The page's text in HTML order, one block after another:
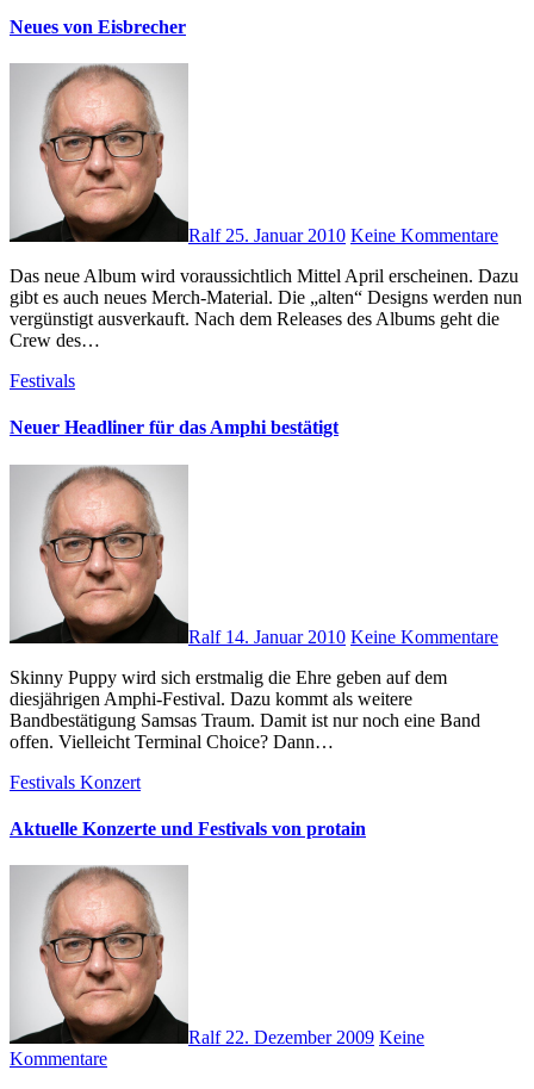
Neues von Eisbrecher
Ralf 25. Januar 2010 Keine Kommentare
Das neue Album wird voraussichtlich Mittel April erscheinen. Dazu
gibt es auch neues Merch-Material. Die „alten“ Designs werden nun
vergünstigt ausverkauft. Nach dem Releases des Albums geht die
Crew des…
Festivals
Neuer Headliner für das Amphi bestätigt
Ralf 14. Januar 2010 Keine Kommentare
Skinny Puppy wird sich erstmalig die Ehre geben auf dem
diesjährigen Amphi-Festival. Dazu kommt als weitere
Bandbestätigung Samsas Traum. Damit ist nur noch eine Band
offen. Vielleicht Terminal Choice? Dann…
Festivals Konzert
Aktuelle Konzerte und Festivals von protain
Ralf 22. Dezember 2009 Keine
Kommentare